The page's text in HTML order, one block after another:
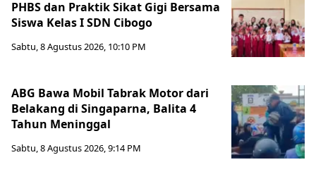
PHBS dan Praktik Sikat Gigi Bersama
Siswa Kelas I SDN Cibogo
Sabtu, 8 Agustus 2026, 10:10 PM
ABG Bawa Mobil Tabrak Motor dari
Belakang di Singaparna, Balita 4
Tahun Meninggal
Sabtu, 8 Agustus 2026, 9:14 PM